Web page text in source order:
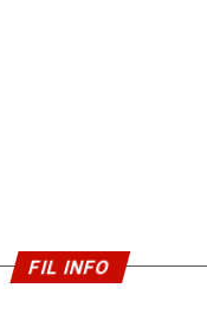
FIL INFO